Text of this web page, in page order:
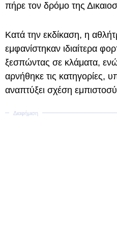
πήρε τον δρόμο της
Κατά την εκδίκαση, η
εμφανίστηκαν ιδιαίτερα
ξεσπώντας σε κλάματα,
αρνήθηκε τις κατηγορίες,
αναπτύξει σχέση